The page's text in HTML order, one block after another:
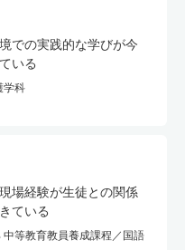
での実践的な学びが今
いる
学科
場経験が生徒との関係
ている
中等教育教員養成課程／国語